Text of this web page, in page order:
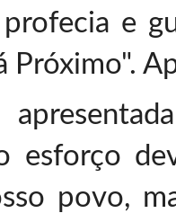
e
Próximo".
esforço
povo,